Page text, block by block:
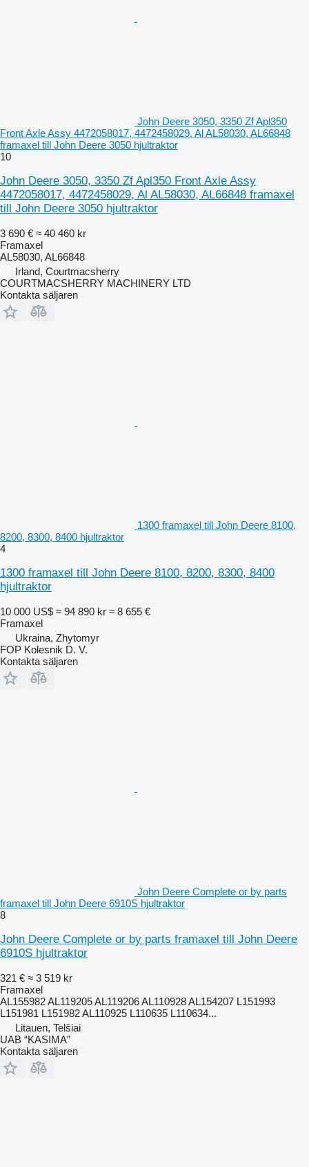
John Deere 3050, 3350 Zf Apl350
Front Axle Assy 4472058017, 4472458029, Al AL58030, AL66848
framaxel till John Deere 3050 hjultraktor
10
John Deere 3050, 3350 Zf Apl350 Front Axle Assy
4472058017, 4472458029, Al AL58030, AL66848 framaxel
till John Deere 3050 hjultraktor
3 690 € ≈ 40 460 kr
Framaxel
AL58030, AL66848
Irland, Courtmacsherry
COURTMACSHERRY MACHINERY LTD
Kontakta säljaren
1300 framaxel till John Deere 8100,
8200, 8300, 8400 hjultraktor
4
1300 framaxel till John Deere 8100, 8200, 8300, 8400
hjultraktor
10 000 US$ ≈ 94 890 kr ≈ 8 655 €
Framaxel
Ukraina, Zhytomyr
FOP Kolesnik D. V.
Kontakta säljaren
John Deere Complete or by parts
framaxel till John Deere 6910S hjultraktor
8
John Deere Complete or by parts framaxel till John Deere
6910S hjultraktor
321 € ≈ 3 519 kr
Framaxel
AL155982 AL119205 AL119206 AL110928 AL154207 L151993
L151981 L151982 AL110925 L110635 L110634...
Litauen, Telšiai
UAB “KASIMA”
Kontakta säljaren